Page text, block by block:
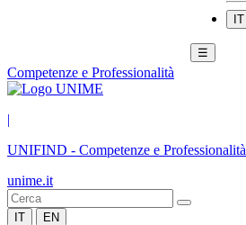
IT
☰
Competenze e Professionalità
|
UNIFIND - Competenze e Professionalità
unime.it
IT EN